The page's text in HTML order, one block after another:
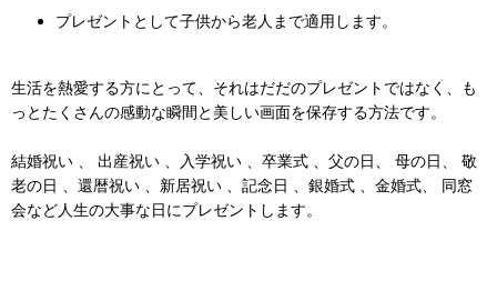
プレゼントとして子供から老人まで適用します。
生活を熱愛する方にとって、それはだだのプレゼントではなく、も
っとたくさんの感動な瞬間と美しい画面を保存する方法です。
結婚祝い 、 出産祝い 、入学祝い 、卒業式 、父の日、 母の日、 敬
老の日 、還暦祝い 、新居祝い 、記念日 、銀婚式 、金婚式、 同窓
会など人生の大事な日にプレゼントします。